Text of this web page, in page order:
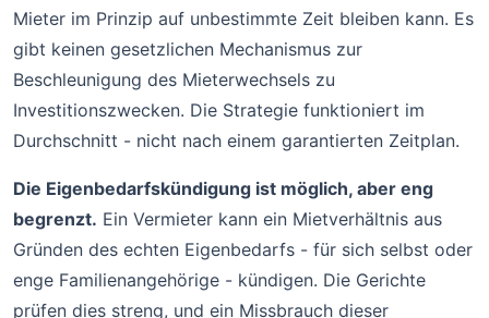
Mieter im Prinzip auf unbestimmte Zeit bleiben kann. Es
gibt keinen gesetzlichen Mechanismus zur
Beschleunigung des Mieterwechsels zu
Investitionszwecken. Die Strategie funktioniert im
Durchschnitt - nicht nach einem garantierten Zeitplan.
Die Eigenbedarfskündigung ist möglich, aber eng
begrenzt. Ein Vermieter kann ein Mietverhältnis aus
Gründen des echten Eigenbedarfs - für sich selbst oder
enge Familienangehörige - kündigen. Die Gerichte
prüfen dies streng, und ein Missbrauch dieser